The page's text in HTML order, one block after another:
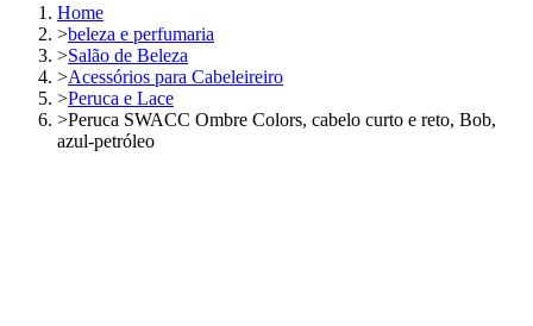
Home
>beleza e perfumaria
>Salão de Beleza
>Acessórios para Cabeleireiro
>Peruca e Lace
>Peruca SWACC Ombre Colors, cabelo curto e reto, Bob,
azul-petróleo